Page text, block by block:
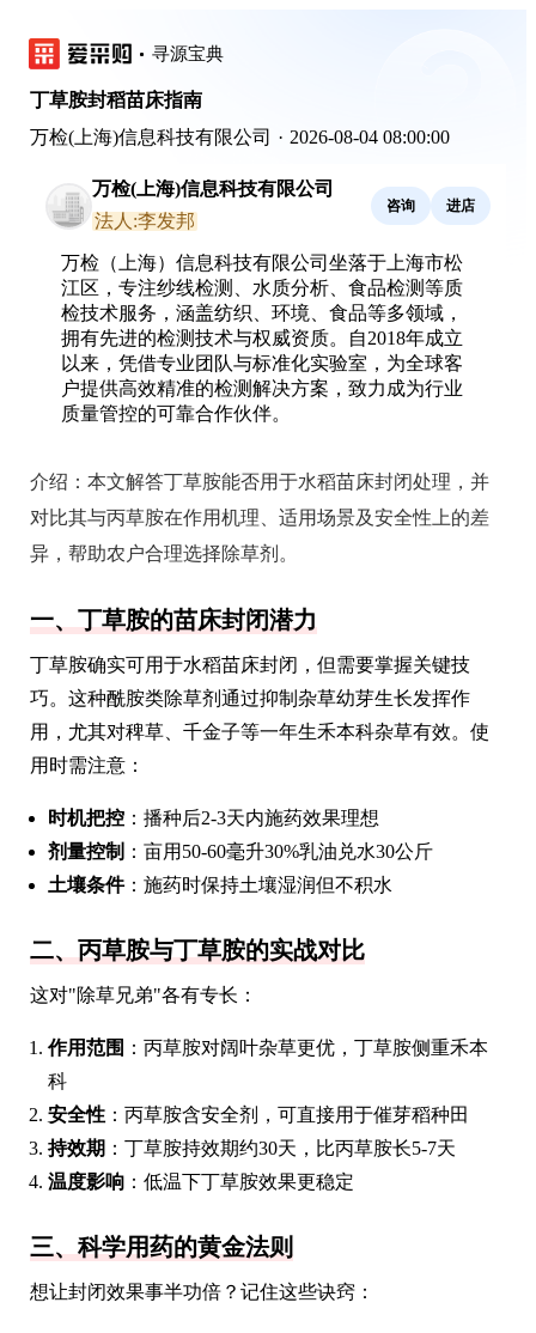
寻源宝典
丁草胺封稻苗床指南
万检(上海)信息科技有限公司 · 2026-08-04 08:00:00
万检(上海)信息科技有限公司
法人:李发邦
咨询 进店
万检（上海）信息科技有限公司坐落于上海市松
江区，专注纱线检测、水质分析、食品检测等质
检技术服务，涵盖纺织、环境、食品等多领域，
拥有先进的检测技术与权威资质。自2018年成立
以来，凭借专业团队与标准化实验室，为全球客
户提供高效精准的检测解决方案，致力成为行业
质量管控的可靠合作伙伴。
介绍： 本文解答丁草胺能否用于水稻苗床封闭处理，并
对比其与丙草胺在作用机理、适用场景及安全性上的差
异，帮助农户合理选择除草剂。
一、丁草胺的苗床封闭潜力
丁草胺确实可用于水稻苗床封闭，但需要掌握关键技
巧。这种酰胺类除草剂通过抑制杂草幼芽生长发挥作
用，尤其对稗草、千金子等一年生禾本科杂草有效。使
用时需注意：
时机把控 ：播种后2-3天内施药效果理想
剂量控制 ：亩用50-60毫升30%乳油兑水30公斤
土壤条件：施药时保持土壤湿润但不积水
二、丙草胺与丁草胺的实战对比
这对"除草兄弟"各有专长：
作用范围 ：丙草胺对阔叶杂草更优，丁草胺侧重禾本
科
安全性 ：丙草胺含安全剂，可直接用于催芽稻种田
持效期 ：丁草胺持效期约30天，比丙草胺长5-7天
温度影响 ：低温下丁草胺效果更稳定
三、科学用药的黄金法则
想让封闭效果事半功倍？记住这些诀窍：